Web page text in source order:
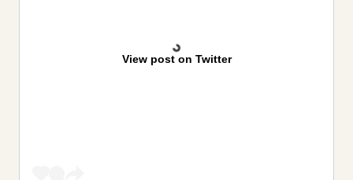
View post on Twitter